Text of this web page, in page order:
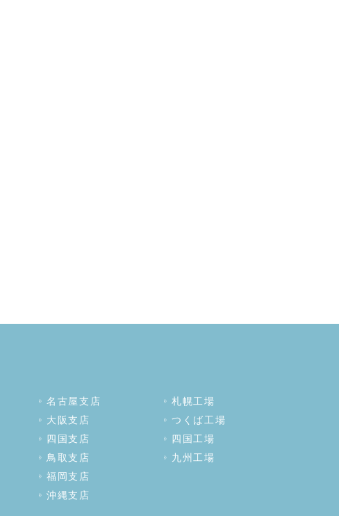
名古屋支店
大阪支店
四国支店
鳥取支店
福岡支店
沖縄支店
札幌工場
つくば工場
四国工場
九州工場